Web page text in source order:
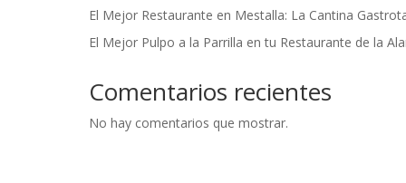
El Mejor Restaurante en Mestalla: La Cantina
El Mejor Pulpo a la Parrilla en tu Restaurante de la
Comentarios recientes
No hay comentarios que mostrar.